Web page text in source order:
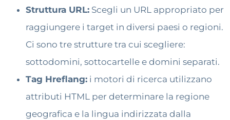
Struttura URL: Scegli un URL appropriato per
raggiungere i target in diversi paesi o regioni.
Ci sono tre strutture tra cui scegliere:
sottodomini, sottocartelle e domini separati.
Tag Hreflang: i motori di ricerca utilizzano
attributi HTML per determinare la regione
geografica e la lingua indirizzata dalla